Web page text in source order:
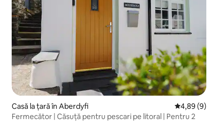
Casă la țară în Aberdyfi Scor mediu
4,89 (9)
Fermecător | Căsuță pentru pescari pe litoral | Pentru 2